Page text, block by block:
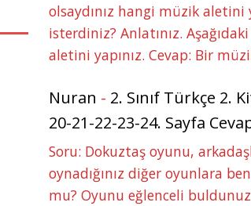
olsaydınız hangi müzik aletini
isterdiniz? Anlatınız.
aletini yapınız. Cevap: Bir
Nuran - 2. Sınıf Türkçe 2.
20-21-22-23-24. Sayfa
Soru: Dokuztaş oyunu,
oynadığınız diğer oyunlara
mu? Oyunu eğlenceli